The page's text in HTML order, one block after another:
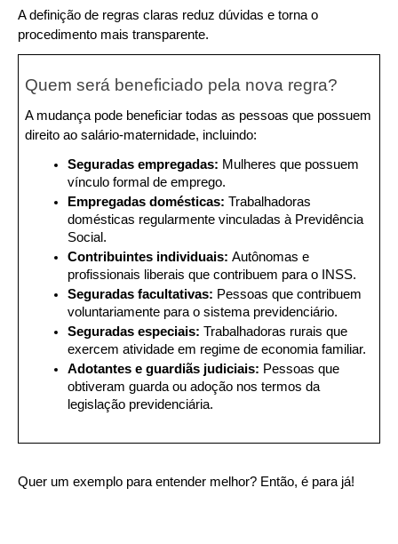
A definição de regras claras reduz dúvidas e torna o
procedimento mais transparente.
Quem será beneficiado pela nova regra?
A mudança pode beneficiar todas as pessoas que possuem
direito ao salário-maternidade, incluindo:
Seguradas empregadas: Mulheres que possuem
vínculo formal de emprego.
Empregadas domésticas: Trabalhadoras
domésticas regularmente vinculadas à Previdência
Social.
Contribuintes individuais: Autônomas e
profissionais liberais que contribuem para o INSS.
Seguradas facultativas: Pessoas que contribuem
voluntariamente para o sistema previdenciário.
Seguradas especiais: Trabalhadoras rurais que
exercem atividade em regime de economia familiar.
Adotantes e guardiãs judiciais: Pessoas que
obtiveram guarda ou adoção nos termos da
legislação previdenciária.
Quer um exemplo para entender melhor? Então, é para já!